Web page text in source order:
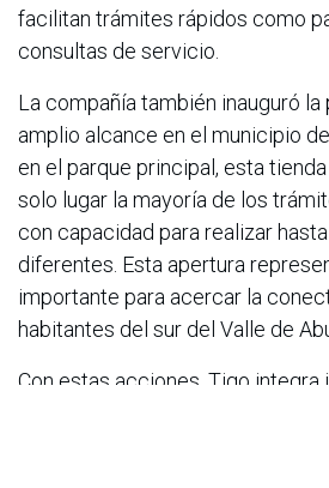
facilitan trámites rápidos como
consultas de servicio.
La compañía también inauguró
amplio alcance en el municipio
en el parque principal, esta
solo lugar la mayoría de los
con capacidad para realizar
diferentes. Esta apertura
importante para acercar la
habitantes del sur del Valle de
Con estas acciones, Tigo integra